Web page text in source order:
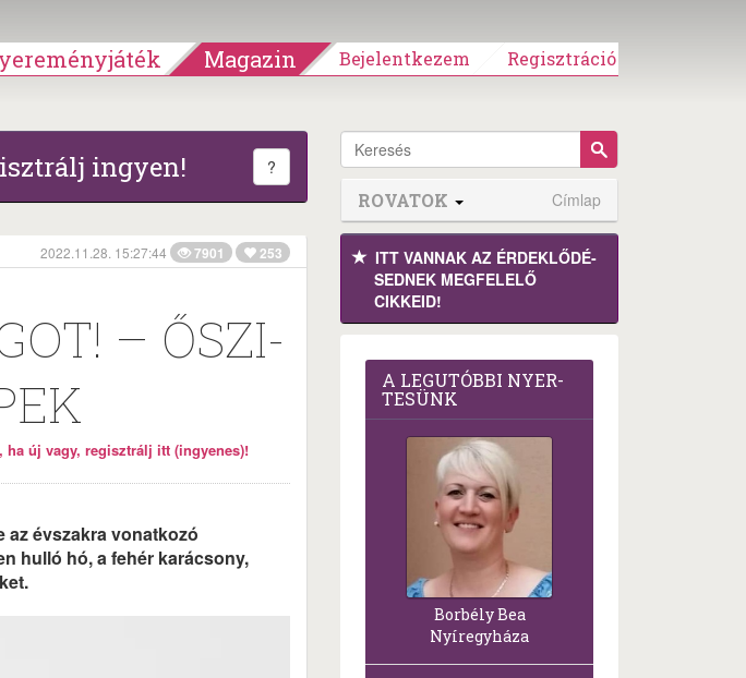
Magazin Bejelentkezem Regisztráció
ingyen! ?
2022.11.28. 15:27:44 7901 253
– ŐSZI-
ha új vagy, regisztrálj itt (ingyenes)!
az évszakra vonatkozó
hulló hó, a fehér karácsony,
ROVATOK Címlap
ITT VANNAK AZ ÉRDEK­LŐDÉ­
SEDNEK MEGFE­LELŐ
CIKKEID!
A LEG­U­TÓB­BI NYER­
TE­SÜNK
Borbély Bea
Nyíregyháza